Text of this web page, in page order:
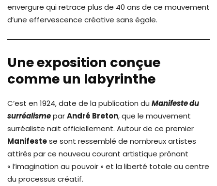
envergure qui retrace plus de 40 ans de ce mouvement
d’une effervescence créative sans égale.
Une exposition conçue
comme un labyrinthe
C’est en 1924, date de la publication du Manifeste du
surréalismeparAndré Breton, que le mouvement
surréaliste nait officiellement. Autour de ce premier
Manifestese sont ressemblé de nombreux artistes
attirés par ce nouveau courant artistique prônant
« l’imagination au pouvoir » et la liberté totale au centre
du processus créatif.